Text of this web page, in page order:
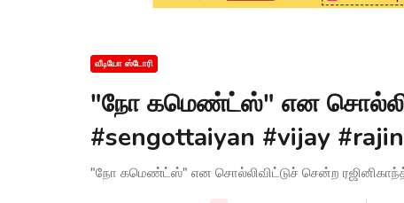
வீடியோ ஸ்டோரி
"நோ கமெண்ட்ஸ்" என
#sengottaiyan #vijay
"நோ கமெண்ட்ஸ்" என சொல்லிவிட்டுச் சென்ற